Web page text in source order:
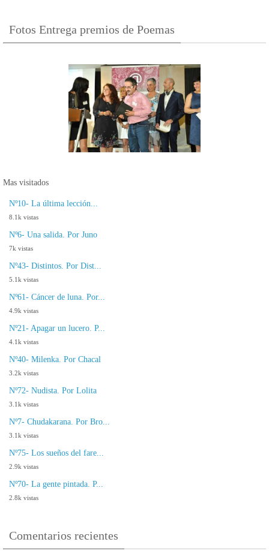
Fotos Entrega premios de Poemas
Mas visitados
Nº10- La última lección...
8.1k vistas
Nº6- Una salida. Por Juno
7k vistas
Nº43- Distintos. Por Dist...
5.1k vistas
Nº61- Cáncer de luna. Por...
4.9k vistas
Nº21- Apagar un lucero. P...
4.1k vistas
Nº40- Milenka. Por Chacal
3.2k vistas
Nº72- Nudista. Por Lolita
3.1k vistas
Nº7- Chudakarana. Por Bro...
3.1k vistas
Nº75- Los sueños del fare...
2.9k vistas
Nº70- La gente pintada. P...
2.8k vistas
Comentarios recientes